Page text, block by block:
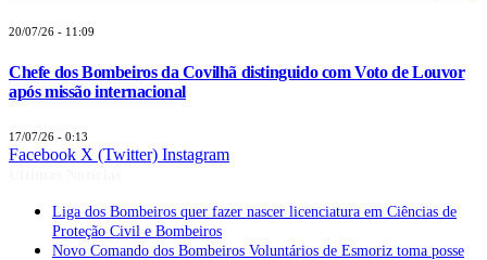
20/07/26 - 11:09
Chefe dos Bombeiros da Covilhã distinguido com Voto de Louvor
após missão internacional
17/07/26 - 0:13
Facebook X (Twitter) Instagram
Liga dos Bombeiros quer fazer nascer licenciatura em Ciências de
Proteção Civil e Bombeiros
Novo Comando dos Bombeiros Voluntários de Esmoriz toma posse